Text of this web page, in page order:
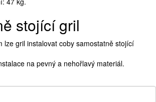
stojící gril
lze gril instalovat coby samostatně stojící
na pevný a nehořlavý materiál.